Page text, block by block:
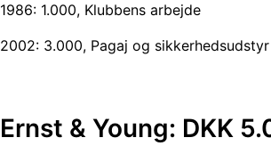
1986: 1.000, Klubbens arbejde
2002: 3.000, Pagaj og sikkerhedsudstyr
Ernst & Young: DKK